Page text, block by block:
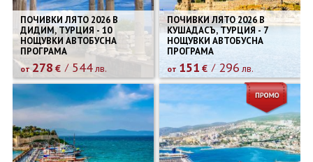
ПОЧИВКИ ЛЯТО 2026 В
ДИДИМ, ТУРЦИЯ - 10
НОЩУВКИ АВТОБУСНА
ПРОГРАМА
от278 € 544лв.
ПОЧИВКИ ЛЯТО 2026 В
КУШАДАСЪ, ТУРЦИЯ - 7
НОЩУВКИ АВТОБУСНА
ПРОГРАМА
от 151 € 296 лв.